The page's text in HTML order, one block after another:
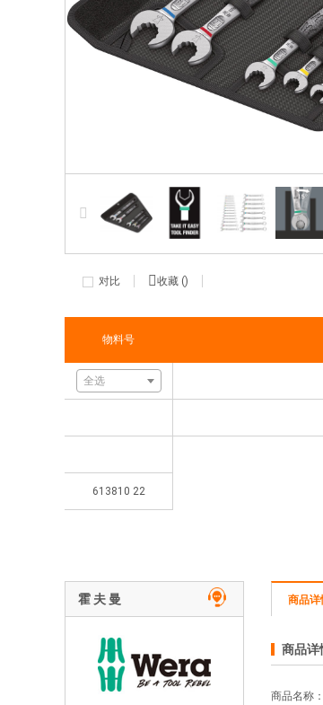
对比 收藏 ()
物料号
全选
613810 22
霍 夫 曼 商品详
商品详
商品名称